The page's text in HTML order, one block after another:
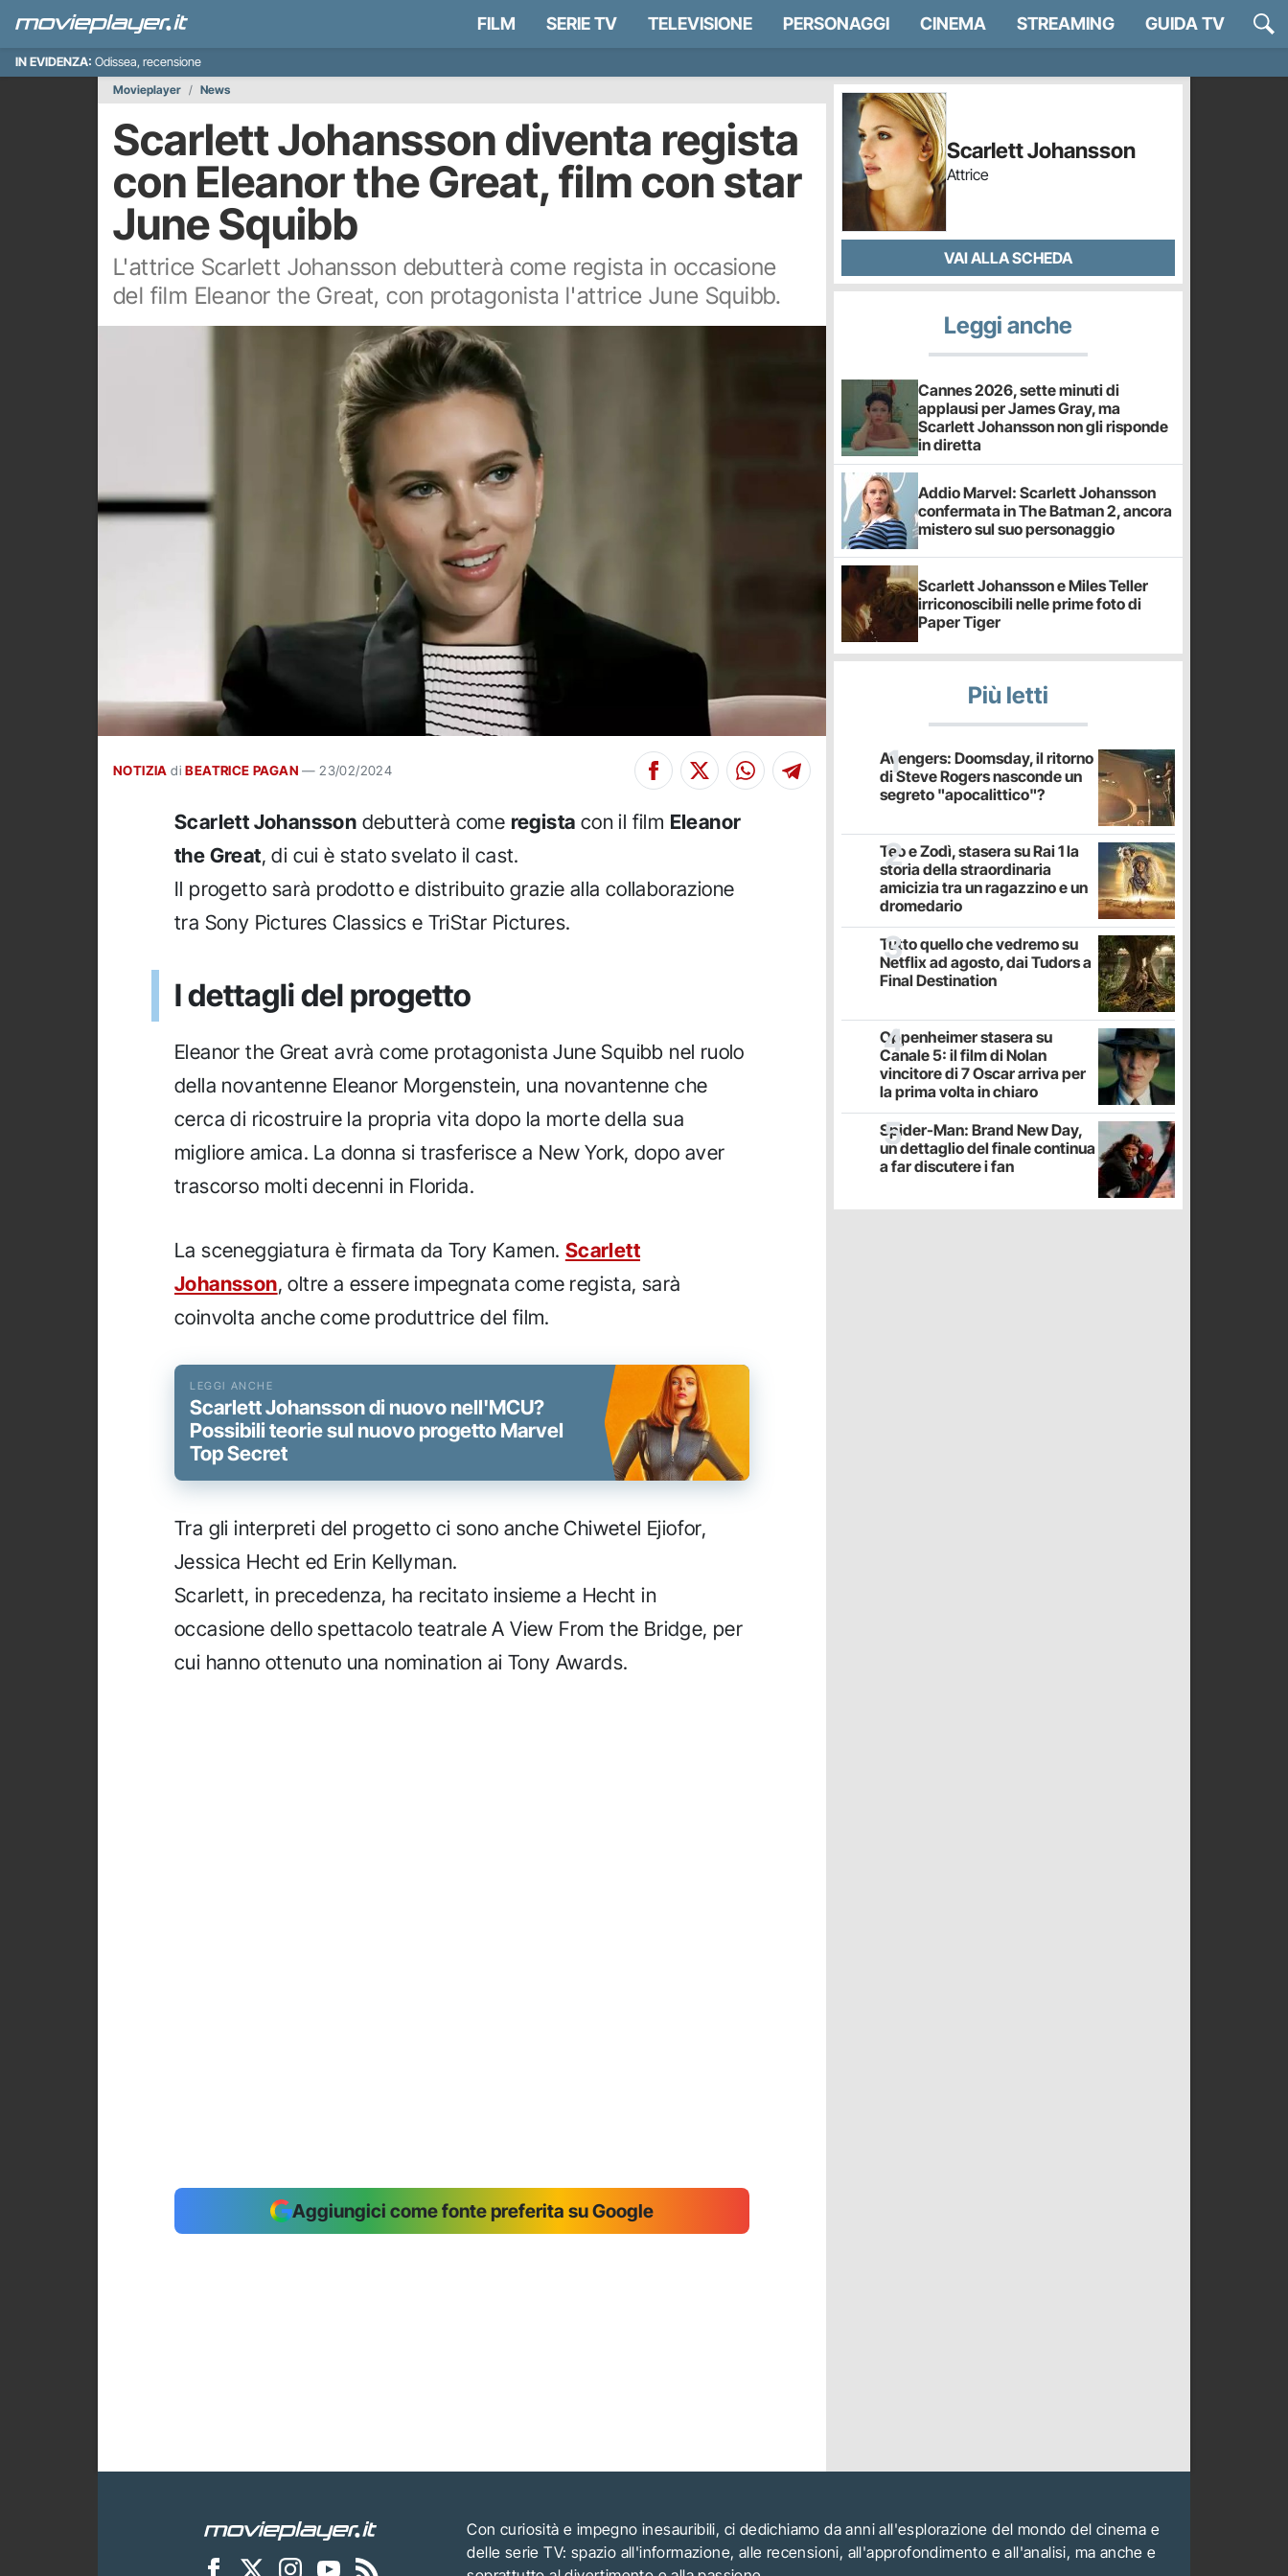
FILM SERIE TV TELEVISIONE PERSONAGGI CINEMA STREAMING GUIDA TV
IN EVIDENZA: Odissea, recensione
Movieplayer
News
Scarlett Johansson diventa regista
con Eleanor the Great, film con star
June Squibb
L'attrice Scarlett Johansson debutterà come regista in occasione
del film Eleanor the Great, con protagonista l'attrice June Squibb.
NOTIZIA di BEATRICE PAGAN —23/02/2024
Scarlett Johansson debutterà come regista con il film Eleanor
the Great, di cui è stato svelato il cast.
Il progetto sarà prodotto e distribuito grazie alla collaborazione
tra Sony Pictures Classics e TriStar Pictures.
I dettagli del progetto
Eleanor the Great avrà come protagonista June Squibb nel ruolo
della novantenne Eleanor Morgenstein, una novantenne che
cerca di ricostruire la propria vita dopo la morte della sua
migliore amica. La donna si trasferisce a New York, dopo aver
trascorso molti decenni in Florida.
La sceneggiatura è firmata da Tory Kamen. Scarlett
Johansson, oltre a essere impegnata come regista, sarà
coinvolta anche come produttrice del film.
Scarlett Johansson di nuovo nell'MCU?
Possibili teorie sul nuovo progetto Marvel
Top Secret
Tra gli interpreti del progetto ci sono anche Chiwetel Ejiofor,
Jessica Hecht ed Erin Kellyman.
Scarlett, in precedenza, ha recitato insieme a Hecht in
occasione dello spettacolo teatrale A View From the Bridge, per
cui hanno ottenuto una nomination ai Tony Awards.
Aggiungici come fonte preferita su Google
Scarlett Johansson
Attrice
VAI ALLA SCHEDA
Leggi anche
Cannes 2026, sette minuti di
applausi per James Gray, ma
Scarlett Johansson non gli risponde
in diretta
Addio Marvel: Scarlett Johansson
confermata in The Batman 2, ancora
mistero sul suo personaggio
Scarlett Johansson e Miles Teller
irriconoscibili nelle prime foto di
Paper Tiger
Più letti
Avengers: Doomsday, il ritorno
di Steve Rogers nasconde un
segreto "apocalittico"?
Teo e Zodì, stasera su Rai 1 la
storia della straordinaria
amicizia tra un ragazzino e un
dromedario
Tutto quello che vedremo su
Netflix ad agosto, dai Tudors a
Final Destination
Oppenheimer stasera su
Canale 5: il film di Nolan
vincitore di 7 Oscar arriva per
la prima volta in chiaro
Spider-Man: Brand New Day,
un dettaglio del finale continua
a far discutere i fan
Con curiosità e impegno inesauribili, ci dedichiamo da anni all'esplorazione del mondo del cinema e
delle serie TV: spazio all'informazione, alle recensioni, all'approfondimento e all'analisi, ma anche e